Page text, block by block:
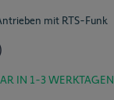
mit RTS-Funk
IN 1-3 WERKTAGEN